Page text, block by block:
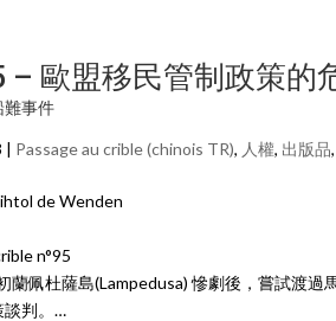
– 歐盟移民管制政策的
難事件
| Passage au crible (chinois TR), 人權, 出版品,
de Wenden
n°95
蘭佩杜薩島(Lampedusa) 慘劇後，嘗試渡
談判。…